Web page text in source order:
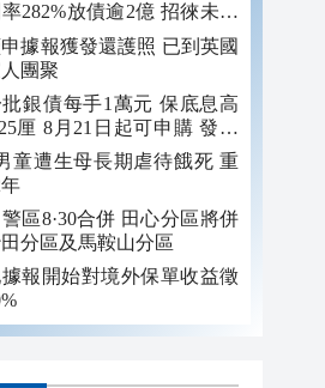
282%放債逾2億 招徠未成
據報獲發還護照 已到英國
團聚
銀債每手1萬元 保底息高
厘 8月21日起可申購 發行
多550億
童遭生母長期虐待餓死 重
區8·30合併 田心分區將併
田分區及馬鞍山分區
報開始對境外保單收益徵